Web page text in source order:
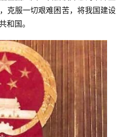
克服一切艰难困苦，将我国建设
和国。